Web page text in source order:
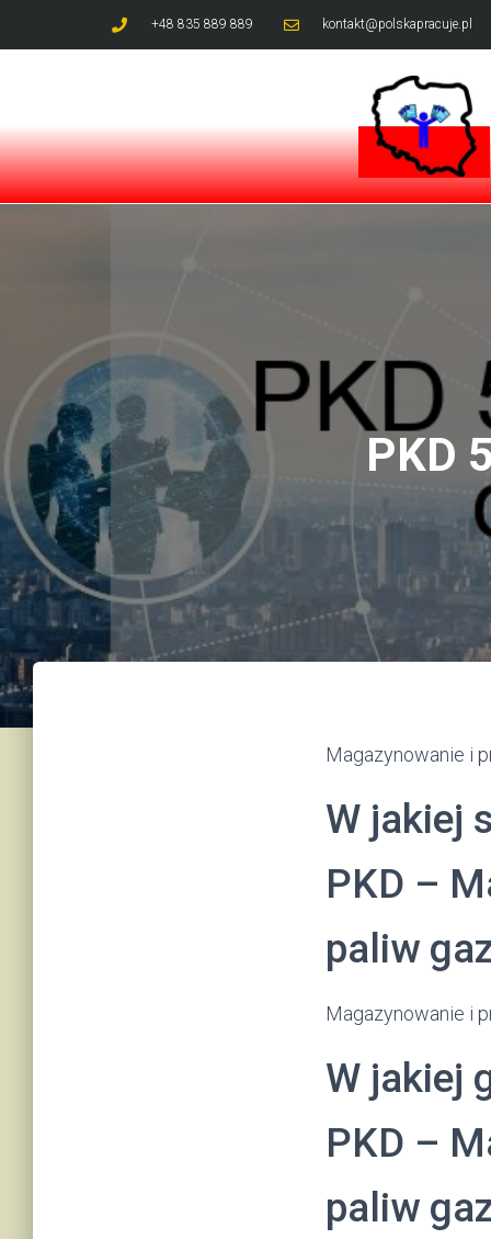
+48 835 889 889 kontakt@polskapracuje.pl
PKD
Magazynowanie i
W jakiej
PKD –
paliw
Magazynowanie i
W jakiej
PKD –
paliw